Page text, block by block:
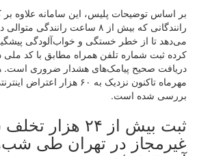
بر اساس توضیحات پلیس، این سامانه علاوه بر
رانندگانی که بیش از ۸ ساعت رانندگی
می‌دهد تا از خطر خستگی و خواب‌آلودگی
کرده ثبت شماره تلفن همراه مطابق با کد ملی
دریافت صحیح پیامک‌های هشدار ضروری است.
مهرماه تاکنون نزدیک به ۶۰ هزار
بررسی شده است.
ثبت بیش از ۲۴ هزار